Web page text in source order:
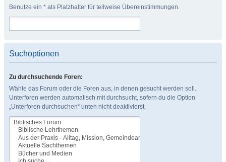
Benutze ein * als Platzhalter für teilweise Übereinstimmungen.
Suchoptionen
Zu durchsuchende Foren:
Wähle das Forum oder die Foren aus, in denen gesucht werden soll.
Unterforen werden automatisch mit durchsucht, sofern du die Option
„Unterforen durchsuchen“ unten nicht deaktivierst.